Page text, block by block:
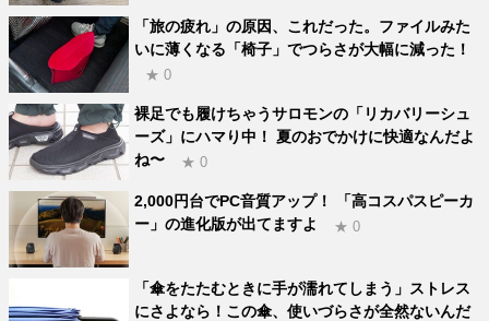
「旅の疲れ」の原因、これだった。ファイルみた
いに薄くなる「椅子」でつらさが大幅に減った！
★ 0
裸足でも履けちゃうサロモンの「リカバリーシュ
ーズ」にハマり中！ 夏のおでかけに快適なんだよ
ね〜
★ 0
2,000円台でPC音質アップ！ 「高コスパスピーカ
ー」の進化版が出てますよ
★ 0
「傘をたたむときに手が濡れてしまう」ストレス
にさよなら！この傘、使いづらさが全然ないんだ